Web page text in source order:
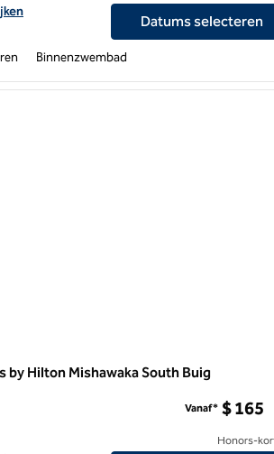
voor Hilton Garden Inn South Bend
Datums selecteren
Binnenzwembad
by Hilton Mishawaka South Buig
Vanaf* $ 165
Honors-